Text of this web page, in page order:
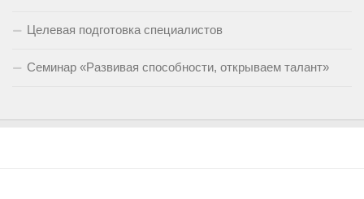
Целевая подготовка специалистов
Семинар «Развивая способности, открываем талант»